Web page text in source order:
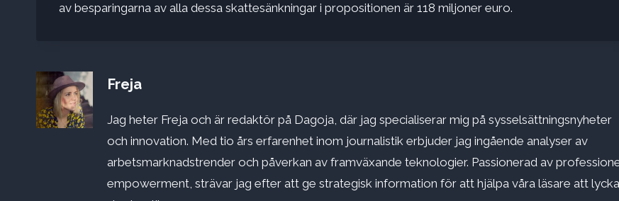
av besparingarna av alla dessa skattesänkningar i propositionen är 118 miljoner euro.
Freja
Jag heter Freja och är redaktör på Dagoja, där jag specialiserar mig på sysselsättningsnyheter
och innovation. Med tio års erfarenhet inom journalistik erbjuder jag ingående analyser av
arbetsmarknadstrender och påverkan av framväxande teknologier. Passionerad av
empowerment, strävar jag efter att ge strategisk information för att hjälpa våra läsare att